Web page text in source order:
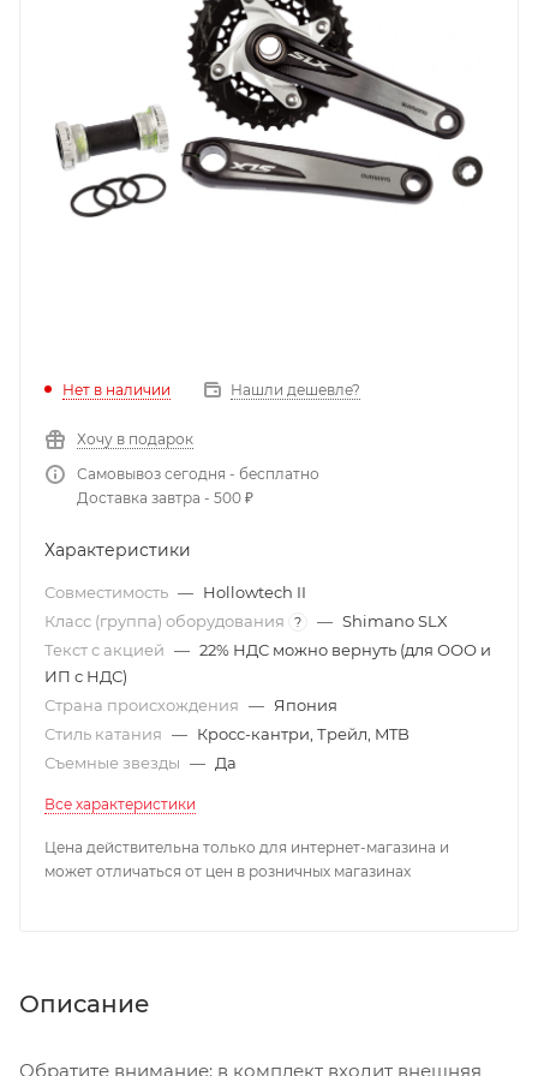
Нет в наличии Нашли дешевле?
Хочу в подарок
Самовывоз сегодня - бесплатно
Доставка завтра - 500 ₽
Характеристики
Совместимость — Hollowtech II
Класс (группа) оборудования
? — Shimano SLX
Текст с акцией — 22% НДС можно вернуть (для ООО и
ИП с НДС)
Страна происхождения — Япония
Стиль катания — Кросс-кантри, Трейл, MTB
Съемные звезды — Да
Все характеристики
Цена действительна только для интернет-магазина и
может отличаться от цен в розничных магазинах
Описание
Обратите внимание: в комплект входит внешняя